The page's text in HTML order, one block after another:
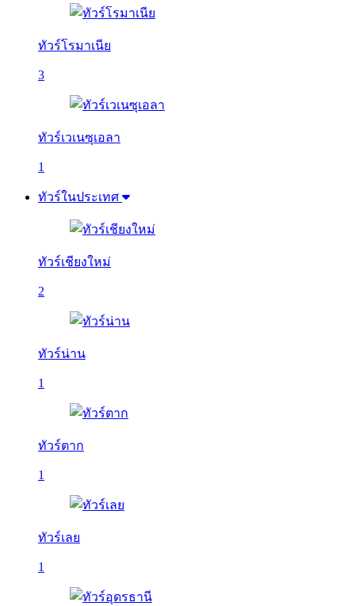
ทัวร์โรมาเนีย
3
ทัวร์เวเนซุเอลา
1
ทัวร์ในประเทศ
ทัวร์เชียงใหม่
2
ทัวร์น่าน
1
ทัวร์ตาก
1
ทัวร์เลย
1